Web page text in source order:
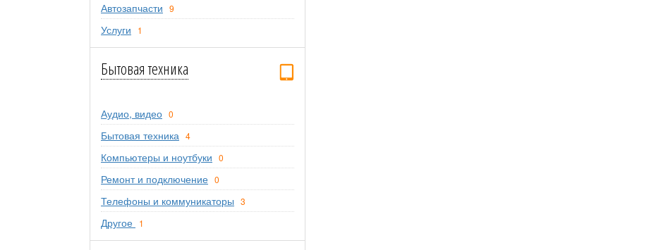
Автозапчасти 9
Услуги 1
Бытовая техника
Аудио, видео 0
Бытовая техника 4
Компьютеры и ноутбуки 0
Ремонт и подключение 0
Телефоны и коммуникаторы 3
Другое 1